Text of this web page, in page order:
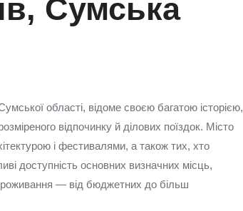
Сумська
області, відоме своєю багатою історією,
відпочинку й ділових поїздок. Місто
і фестивалями, а також тих, хто
доступність основних визначних місць,
проживання — від бюджетних до більш